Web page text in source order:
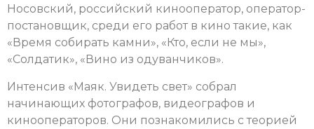
Носовский, российский кинооператор, оператор-
постановщик, среди его работ в кино такие, как
«Время собирать камни», «Кто, если не мы»,
«Солдатик», «Вино из одуванчиков».
Интенсив «Маяк. Увидеть свет» собрал
начинающих фотографов, видеографов и
кинооператоров. Они познакомились с теорией